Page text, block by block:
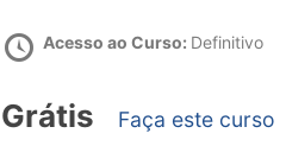
Acesso ao Curso: Definitivo
Grátis Faça este curso